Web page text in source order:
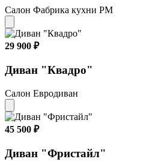
Салон Фабрика кухни РМ
29 900 ₽
Диван "Квадро"
Салон Евродиван
45 500 ₽
Диван "Фристайл"